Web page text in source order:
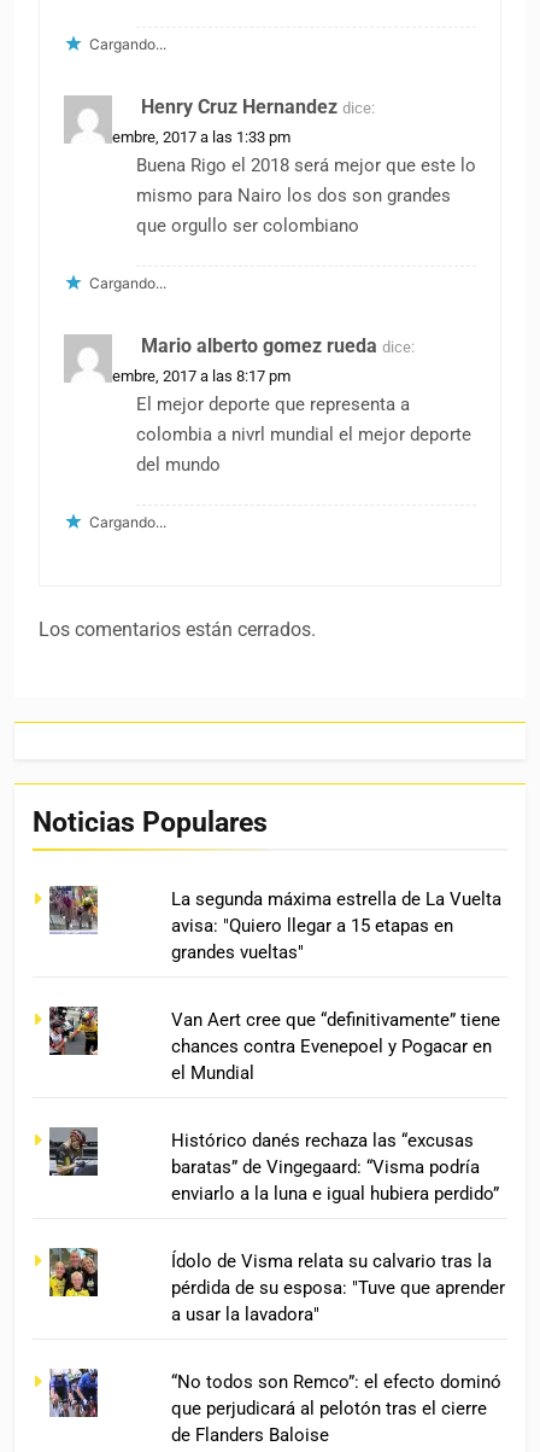
Cargando...
Henry Cruz Hernandez dice:
13 noviembre, 2017 a las 1:33 pm
Buena Rigo el 2018 será mejor que este lo
mismo para Nairo los dos son grandes
que orgullo ser colombiano
Cargando...
Mario alberto gomez rueda dice:
13 noviembre, 2017 a las 8:17 pm
El mejor deporte que representa a
colombia a nivrl mundial el mejor deporte
del mundo
Cargando...
Los comentarios están cerrados.
Noticias Populares
La segunda máxima estrella de La Vuelta
avisa: "Quiero llegar a 15 etapas en
grandes vueltas"
Van Aert cree que “definitivamente” tiene
chances contra Evenepoel y Pogacar en
el Mundial
Histórico danés rechaza las “excusas
baratas” de Vingegaard: “Visma podría
enviarlo a la luna e igual hubiera perdido”
Ídolo de Visma relata su calvario tras la
pérdida de su esposa: "Tuve que aprender
a usar la lavadora"
“No todos son Remco”: el efecto dominó
que perjudicará al pelotón tras el cierre
de Flanders Baloise